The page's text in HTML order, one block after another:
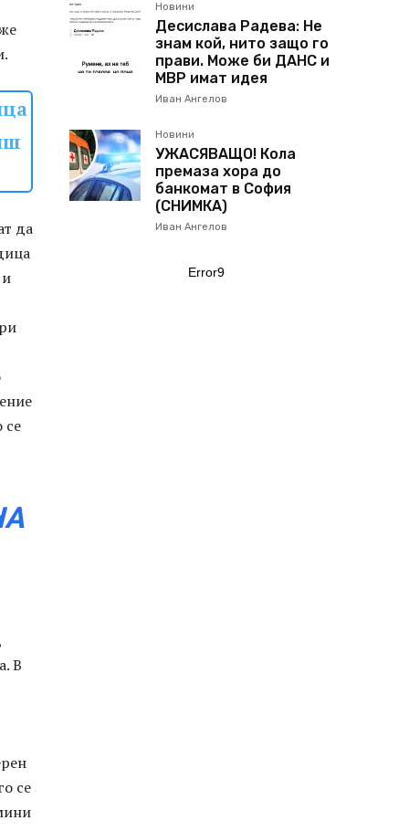
да
се
В
се
Новини
Десислава Радева: Не
знам кой, нито защо го
прави. Може би ДАНС и
МВР имат идея
Иван Ангелов
Новини
УЖАСЯВАЩО! Кола
премаза хора до
банкомат в София
(СНИМКА)
Иван Ангелов
Error9